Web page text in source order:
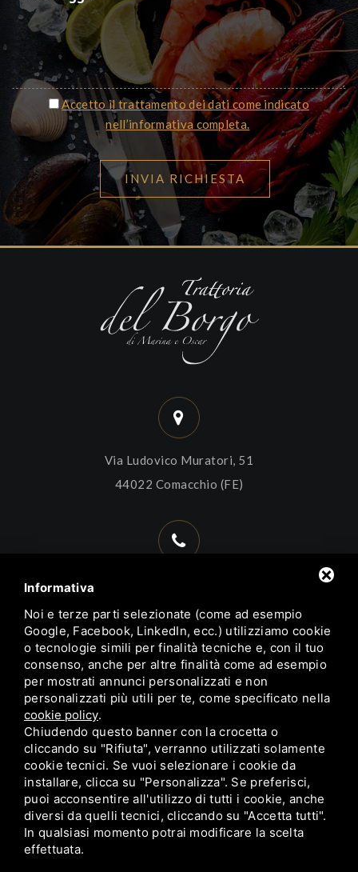
Accetto il trattamento dei dati come indicato
nell’informativa completa.
INVIA RICHIESTA
Via Ludovico Muratori, 51
44022 Comacchio (FE)
+39 392 6628152
info@trattoriadelborgocomacchio.com
Informativa
Noi e terze parti selezionate (come ad esempio
Google, Facebook, LinkedIn, ecc.) utilizziamo cookie
o tecnologie simili per finalità tecniche e, con il tuo
consenso, anche per altre finalità come ad esempio
per mostrati annunci personalizzati e non
personalizzati più utili per te, come specificato nella
cookie policy.
Chiudendo questo banner con la crocetta o
cliccando su "Rifiuta", verranno utilizzati solamente
cookie tecnici. Se vuoi selezionare i cookie da
installare, clicca su "Personalizza". Se preferisci,
puoi acconsentire all'utilizzo di tutti i cookie, anche
diversi da quelli tecnici, cliccando su "Accetta tutti".
In qualsiasi momento potrai modificare la scelta
effettuata.